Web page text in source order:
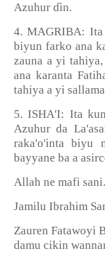
Azuhur ɗin.
4. MAGRIBA: Ita
biyun farko ana
zauna a yi
ana karanta
tahiya a yi
5. ISHA'I: Ita
Azuhur da
raka'o'inta biyu
bayyane ba a
Allah ne mafi sani.
Jamilu Ibrahim
Zauren Fatawoyi
damu cikin